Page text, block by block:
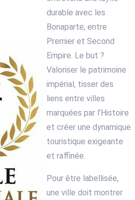
durable avec les
Bonaparte, entre
Premier et Second
Empire. Le but ?
Valoriser le patrimoine
impérial, tisser des
liens entre villes
marquées par l’Histoire
et créer une dynamique
touristique exigeante
et raffinée.
Pour être labellisée,
une ville doit montrer